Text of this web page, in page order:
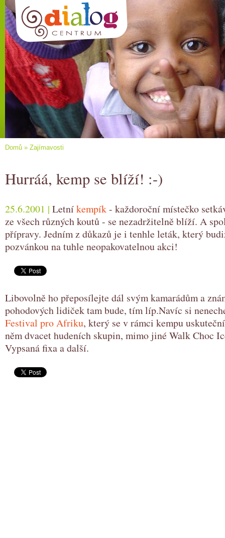
Domů » Zajímavosti
Hurráá, kemp se blíží! :-)
25.6.2001 | Letníkempík- každoroční místečko
ze všech různých koutů - se nezadržitelně blíží. A
přípravy. Jedním z důkazů je i tenhle leták, který
pozvánkou na tuhle neopakovatelnou akci!
Libovolně ho přeposílejte dál svým kamarádům a
pohodových lidiček tam bude, tím líp.Navíc si
Festival pro Afriku, který se v rámci kempu
něm dvacet hudeních skupin, mimo jiné Walk Choc
Vypsaná fixa a další.